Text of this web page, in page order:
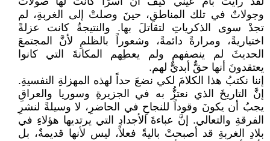
وجولاتٌ في تلك المناطقِ، حينَ وصلتْ إلى الغربةِ، لم
تجدْ سوى الذكرياتِ لتقاتلَ بها. والنتيجةُ كانت عزلةً
اختياريةً، ومرارةً دائمةً، وشعوراً بالظلمِ لأنَّ المجتمعَ
الحديثَ لم ينصفهم ولم يعطِهم المكانةَ التي كانوا
يعتقدونَ أنها حقٌّ أبديٌّ لهم.
إننا نكتبُ هذا الكلامَ لكي نضعَ حداً لهذه المهزلةِ النفسيةِ.
إنَّ التاريخَ الذي نعتزُّ به في الجزيرةِ وسوريا والعراقِ
يجبُ أن يكونَ وقوداً للنجاحِ في الحاضرِ، لا وسيلةً لنشرِ
الفرقةِ والتعالي. إنَّ عباءةَ الأجدادِ التي يرتديها هؤلاءِ في
بلادِ الغربةِ قد أصبحتْ باليةً فعلاً، ليس لأنها قديمةٌ، بل